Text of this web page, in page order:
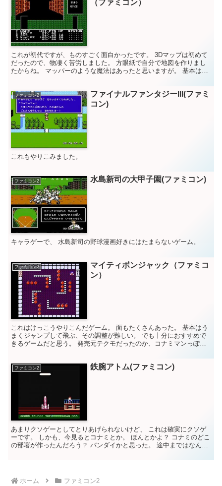
（ファミコン）
これが初代ですが、ものすごく面白かったです。 3Dマップは初めて
だったので、物凄く苦労しました。 方眼紙で自分で地図を作りまし
たからね。 マッパーのような魔法はあったと思いますが。 基本は方
ファミコン2
ファイナルファンタジーIII(ファミ
コン)
これもやりこみました。
ファミコン2 水島新司の大甲子園(ファミコン)
キャラゲーで、 水島新司の野球漫画好きにはたまらないゲーム。
ファミコン2
マイティボンジャック（ファミコ
ン）
これはけっこうやりこんだゲーム。 面もたくさんあった。 基本はう
まくジャンプして飛ぶ、その調整が難しい。 でも十分におすすめで
きるゲームだと思う。 発売元テクモだったのか、コナミマンっぽい
ファミコン2 鉄腕アトム(ファミコン)
あまりクソゲーとしてとりあげられないけど、 これは確実にクソゲ
ーです。 しかも、今見るとコナミとか。 ほんとかよ？ コナミのどこ
の部署が作ったんだろう？ バンダイかと思った。 途中まではなんと
ホーム ファミコン2